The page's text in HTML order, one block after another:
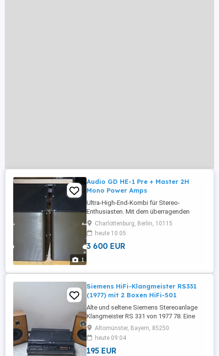
1
Audio GD HE-1 Pre + Master 2H
Mono Power Amps
Ultra-High-End-Kombi für Stereo-
Enthusiasten. Mit dem überragenden
ACSS-Verbindungssystem, das besser
als XLR ist und auch in KRELL-Geräten
verwendet wird. Das 3m Custom ACSS
Kabel gibts natürlich gratis dazu. Alle 3
auch technisch. ...
Charlottenburg, Berlin, 10115
heute 10:05
3 600 EUR
Siemens HiFi-Klangmeister RS331
(1977) mit 2 Boxen HiFi-501
Alte und seltene Siemens Stereoanlage
Klangmeister RS 331 von 1977 78. Eine
echte Vintage-Stereoanlage (Kombigerät)
von Ende der 1970er Jahren. Auch ideal
für Retro-Fans und Sammler. Modell: RS
331.4, Farbe: anthrazit silber mit stufenlos
Altomünster, Bayern, 85250
heute 09:04
195 EUR